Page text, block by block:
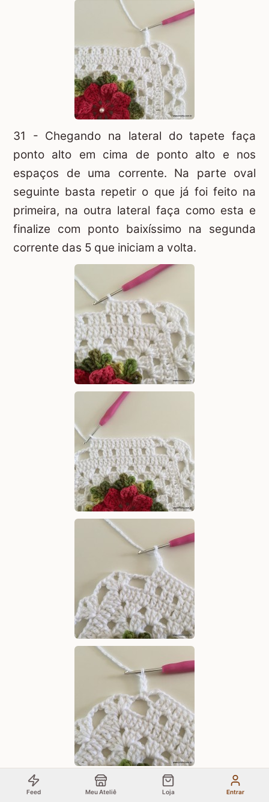
31 - Chegando na lateral do tapete faça
ponto alto em cima de ponto alto e nos
espaços de uma corrente. Na parte oval
seguinte basta repetir o que já foi feito na
primeira, na outra lateral faça como esta e
finalize com ponto baixíssimo na segunda
corrente das 5 que iniciam a volta.
Feed Meu Ateliê Loja Entrar